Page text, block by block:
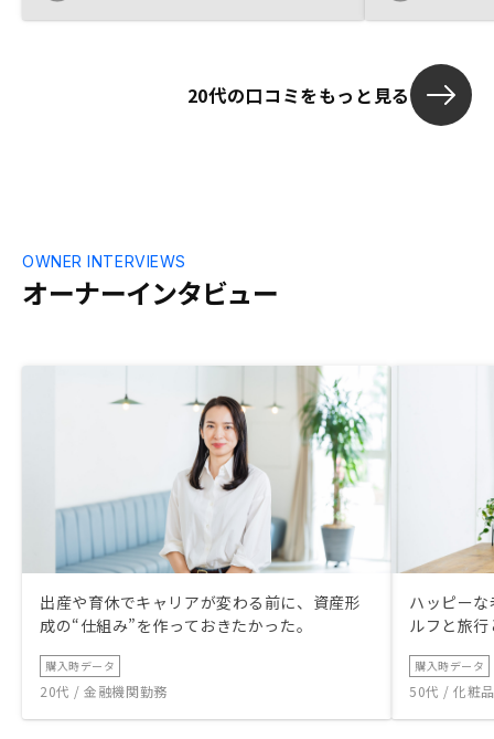
20代の口コミをもっと見る
オーナーインタビュー
OWNER INTERVIEWS
出産や育休でキャリアが変わる前に、資産形
成の“仕組み”を作っておきたかった。
購入時データ
20代 / 金融機関勤務
ハッピー
ルフと旅
購入時データ
50代 / 化粧